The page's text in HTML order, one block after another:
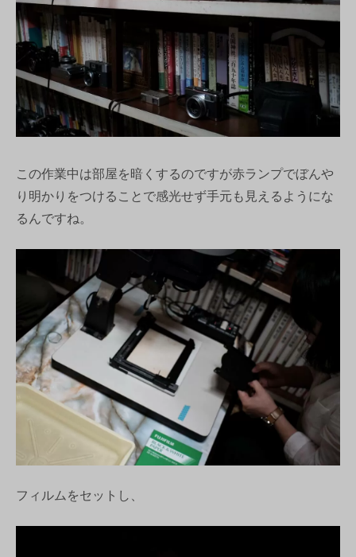
この作業中は部屋を暗くするのですが赤ランプでぼんや
り明かりをつけることで感光せず手元も見えるようにな
るんですね。
フィルムをセットし、